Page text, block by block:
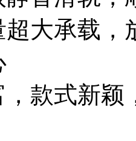
大承载，
款式新颖